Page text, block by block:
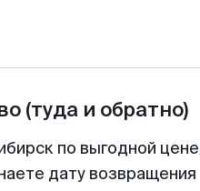
(туда и обратно)
по выгодной
дату возвращения